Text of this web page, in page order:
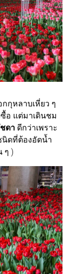
กุหลาบเหี่ยว ๆ
อ แต่มาเดินชม
ดา ดีกว่าเพราะ
ดที่ต้องอัดน้ำ
ๆ )